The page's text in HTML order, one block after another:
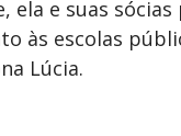
ela e suas
às escolas
Lúcia.